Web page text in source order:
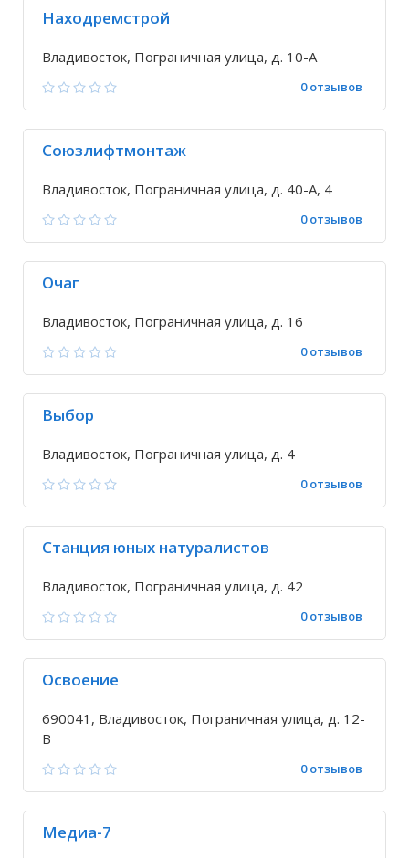
Находремстрой
Владивосток, Пограничная улица, д. 10-А
0 отзывов
Союзлифтмонтаж
Владивосток, Пограничная улица, д. 40-А, 4
0 отзывов
Очаг
Владивосток, Пограничная улица, д. 16
0 отзывов
Выбор
Владивосток, Пограничная улица, д. 4
0 отзывов
Станция юных натуралистов
Владивосток, Пограничная улица, д. 42
0 отзывов
Освоение
690041, Владивосток, Пограничная улица, д. 12-
В
0 отзывов
Медиа-7